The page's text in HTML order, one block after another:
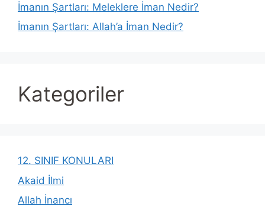
İmanın Şartları: Meleklere İman Nedir?
İmanın Şartları: Allah’a İman Nedir?
Kategoriler
12. SINIF KONULARI
Akaid İlmi
Allah İnancı